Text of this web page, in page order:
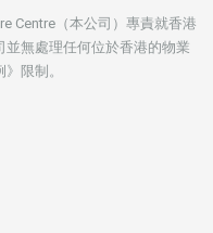
Centre（本公司）專責就香港
並無處理任何位於香港的物業
限制。